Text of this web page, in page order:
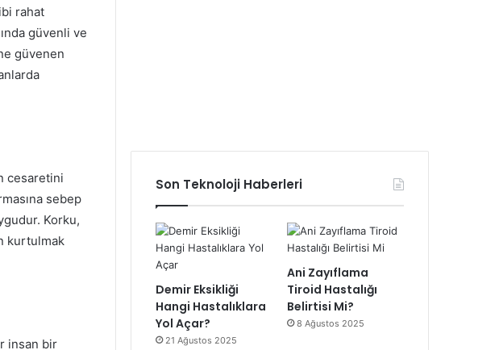
rahat
güvenli ve
güvenen
cesaretini
sebep
Korku,
kurtulmak
insan bir
Son Teknoloji Haberleri
Demir Eksikliği
Hangi Hastalıklara
Yol Açar?
21 Ağustos 2025
Ani Zayıflama
Tiroid Hastalığı
Belirtisi Mi?
8 Ağustos 2025